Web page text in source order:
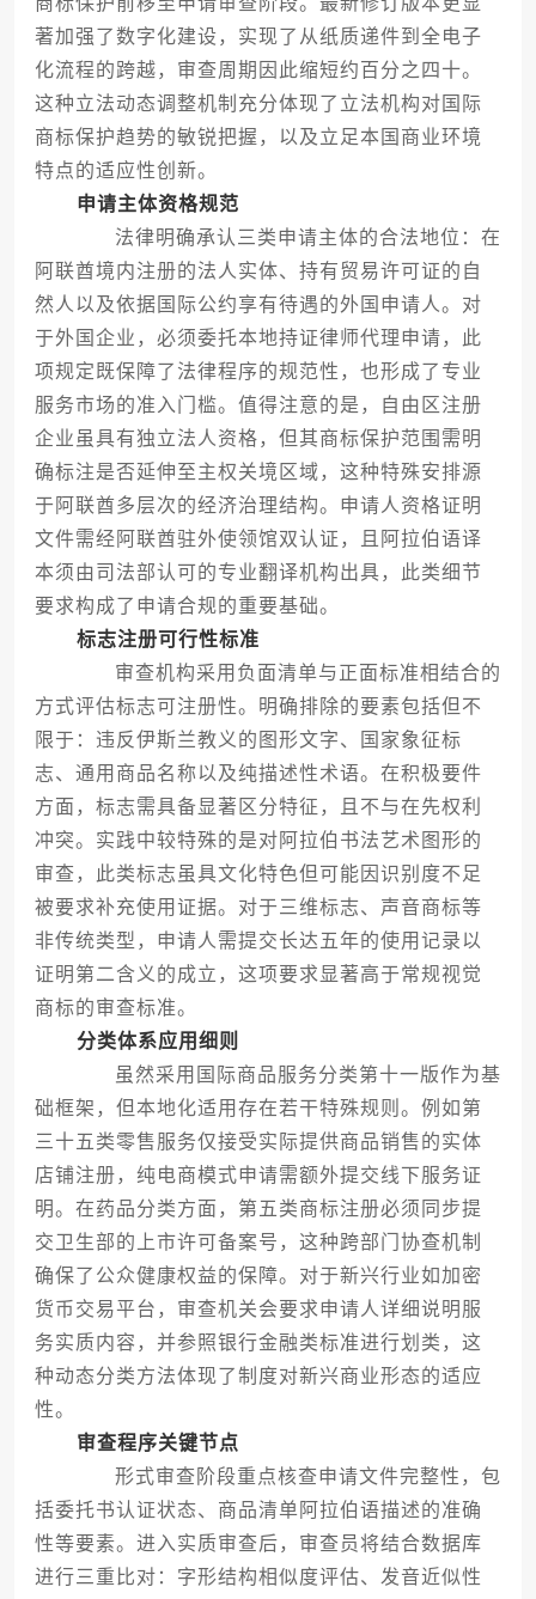
著加强了数字化建设，实现了从纸质递件到全电子
化流程的跨越，审查周期因此缩短约百分之四十。
这种立法动态调整机制充分体现了立法机构对国际
商标保护趋势的敏锐把握，以及立足本国商业环境
特点的适应性创新。
申请主体资格规范
法律明确承认三类申请主体的合法地位：在
阿联酋境内注册的法人实体、持有贸易许可证的自
然人以及依据国际公约享有待遇的外国申请人。对
于外国企业，必须委托本地持证律师代理申请，此
项规定既保障了法律程序的规范性，也形成了专业
服务市场的准入门槛。值得注意的是，自由区注册
企业虽具有独立法人资格，但其商标保护范围需明
确标注是否延伸至主权关境区域，这种特殊安排源
于阿联酋多层次的经济治理结构。申请人资格证明
文件需经阿联酋驻外使领馆双认证，且阿拉伯语译
本须由司法部认可的专业翻译机构出具，此类细节
要求构成了申请合规的重要基础。
标志注册可行性标准
审查机构采用负面清单与正面标准相结合的
方式评估标志可注册性。明确排除的要素包括但不
限于：违反伊斯兰教义的图形文字、国家象征标
志、通用商品名称以及纯描述性术语。在积极要件
方面，标志需具备显著区分特征，且不与在先权利
冲突。实践中较特殊的是对阿拉伯书法艺术图形的
审查，此类标志虽具文化特色但可能因识别度不足
被要求补充使用证据。对于三维标志、声音商标等
非传统类型，申请人需提交长达五年的使用记录以
证明第二含义的成立，这项要求显著高于常规视觉
商标的审查标准。
分类体系应用细则
虽然采用国际商品服务分类第十一版作为基
础框架，但本地化适用存在若干特殊规则。例如第
三十五类零售服务仅接受实际提供商品销售的实体
店铺注册，纯电商模式申请需额外提交线下服务证
明。在药品分类方面，第五类商标注册必须同步提
交卫生部的上市许可备案号，这种跨部门协查机制
确保了公众健康权益的保障。对于新兴行业如加密
货币交易平台，审查机关会要求申请人详细说明服
务实质内容，并参照银行金融类标准进行划类，这
种动态分类方法体现了制度对新兴商业形态的适应
性。
审查程序关键节点
形式审查阶段重点核查申请文件完整性，包
括委托书认证状态、商品清单阿拉伯语描述的准确
性等要素。进入实质审查后，审查员将结合数据库
进行三重比对：字形结构相似度评估、发音近似性